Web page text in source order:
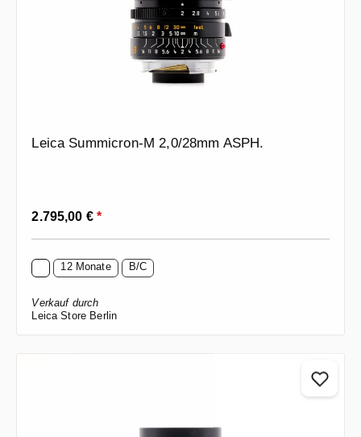
Leica Summicron-M 2,0/28mm ASPH.
Regulärer Preis:
2.795,00 €*
12 Monate B/C
Verkauf durch
Leica Store Berlin